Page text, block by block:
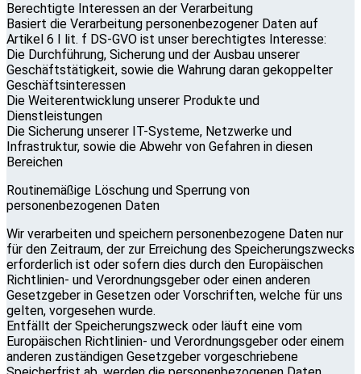
Berechtigte Interessen an der Verarbeitung
Basiert die Verarbeitung personenbezogener Daten auf
Artikel 6 I lit. f DS-GVO ist unser berechtigtes Interesse:
Die Durchführung, Sicherung und der Ausbau unserer
Geschäftstätigkeit, sowie die Wahrung daran gekoppelter
Geschäftsinteressen
Die Weiterentwicklung unserer Produkte und
Dienstleistungen
Die Sicherung unserer IT-Systeme, Netzwerke und
Infrastruktur, sowie die Abwehr von Gefahren in diesen
Bereichen
Routinemäßige Löschung und Sperrung von
personenbezogenen Daten
Wir verarbeiten und speichern personenbezogene Daten nur
für den Zeitraum, der zur Erreichung des Speicherungszwecks
erforderlich ist oder sofern dies durch den Europäischen
Richtlinien- und Verordnungsgeber oder einen anderen
Gesetzgeber in Gesetzen oder Vorschriften, welche für uns
gelten, vorgesehen wurde.
Entfällt der Speicherungszweck oder läuft eine vom
Europäischen Richtlinien- und Verordnungsgeber oder einem
anderen zuständigen Gesetzgeber vorgeschriebene